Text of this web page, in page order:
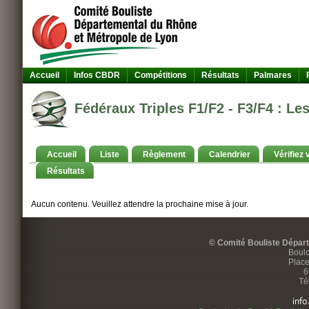
Accueil Infos CBDR Compétitions Résultats Palmares
Fédéraux Triples F1/F2 - F3/F4 :
Accueil Liste Règlement Calendrier
Vérifiez
Résultats
Aucun contenu. Veuillez attendre la prochaine mise à jour.
© Comité Bouliste